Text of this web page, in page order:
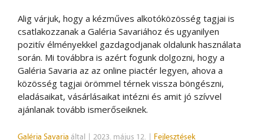
Alig várjuk, hogy a kézműves alkotóközösség tagjai is
csatlakozzanak a Galéria Savariához és ugyanilyen
pozitív élményekkel gazdagodjanak oldalunk használata
során. Mi továbbra is azért fogunk dolgozni, hogy a
Galéria Savaria az az online piactér legyen, ahova a
közösség tagjai örömmel térnek vissza böngészni,
eladásaikat, vásárlásaikat intézni és amit jó szívvel
ajánlanak tovább ismerőseiknek.
Galéria Savaria által | 2023. május 12. | Fejlesztések